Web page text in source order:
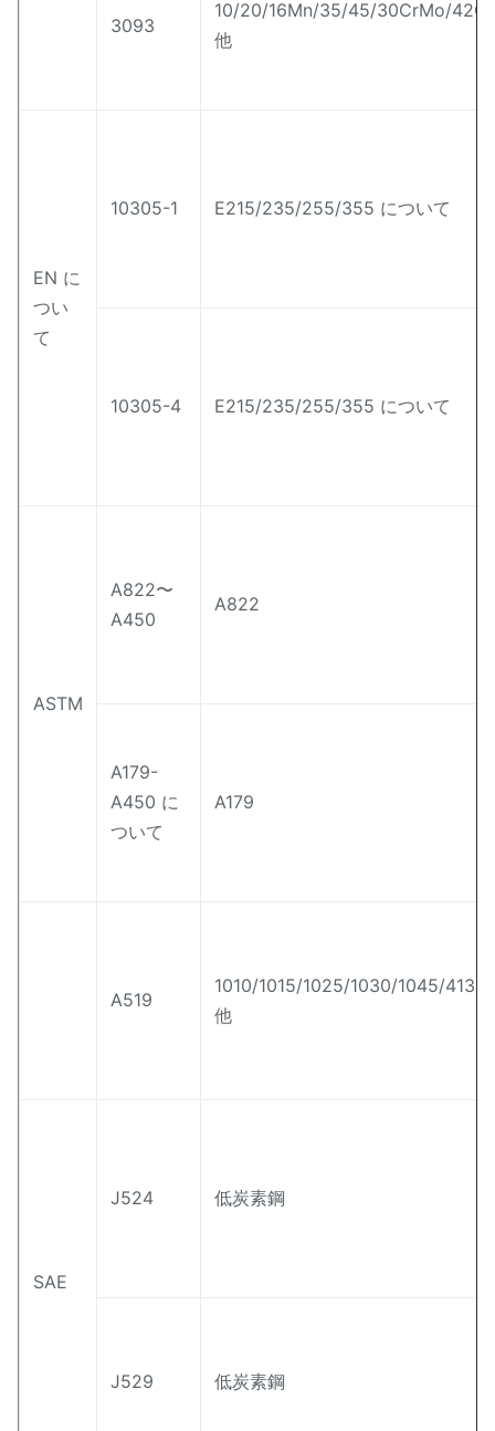
3093
10/20/16Mn/35/45/30CrMo/
他
EN に
つい
て
10305-1 E215/235/255/355 について
10305-4 E215/235/255/355 について
ASTM
A822〜
A450
A822
A179-
A450 に
ついて
A179
A519
1010/1015/1025/1030/1045/
他
SAE
J524 低炭素鋼
J529 低炭素鋼